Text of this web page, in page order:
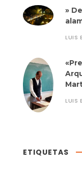
»
LUIS
LUIS
ETIQUETAS